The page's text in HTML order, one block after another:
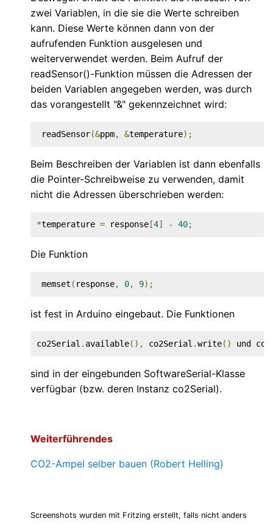
zwei Variablen, in die sie die Werte schreiben
kann. Diese Werte können dann von der
aufrufenden Funktion ausgelesen und
weiterverwendet werden. Beim Aufruf der
readSensor()-Funktion müssen die Adressen der
beiden Variablen angegeben werden, was durch
das vorangestellt "&" gekennzeichnet wird:
readSensor(&ppm, &temperature);
Beim Beschreiben der Variablen ist dann ebenfalls
die Pointer-Schreibweise zu verwenden, damit
nicht die Adressen überschrieben werden:
*temperature = response [4] - 40;
Die Funktion
memset ( response, 0, 9);
ist fest in Arduino eingebaut. Die Funktionen
co2Serial . available(), co2Serial .write() und
sind in der eingebunden SoftwareSerial-Klasse
verfügbar (bzw. deren Instanz co2Serial).
Weiterführendes
CO2-Ampel selber bauen (Robert Helling)
Screenshots wurden mit Fritzing erstellt, falls nicht anders